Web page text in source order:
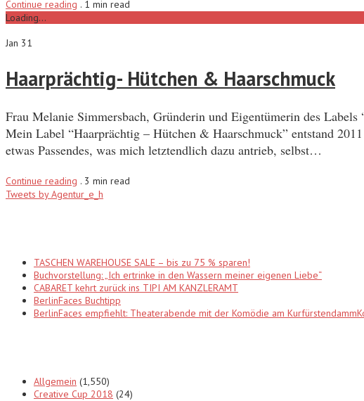
Continue reading . 1 min read
Loading...
Jan 31
Haarprächtig- Hütchen & Haarschmuck
Frau Melanie Simmersbach, Gründerin und Eigentümerin des
Mein Label “Haarprächtig – Hütchen & Haarschmuck” entstand
etwas Passendes, was mich letztendlich dazu antrieb, selbst…
Continue reading . 3 min read
Tweets by Agentur_e_h
TASCHEN WAREHOUSE SALE – bis zu 75 % sparen!
Buchvorstellung: „Ich ertrinke in den Wassern meiner eigenen Liebe“
CABARET kehrt zurück ins TIPI AM KANZLERAMT
BerlinFaces Buchtipp
BerlinFaces empfiehlt: Theaterabende mit der Komödie am
Allgemein (1,550)
Creative Cup 2018 (24)